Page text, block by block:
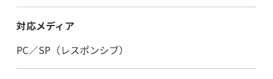
対応メディア
PC／SP（レスポンシブ）